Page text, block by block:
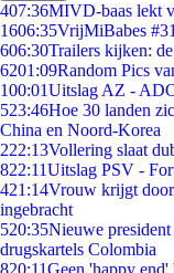
407:36MIVD-baas lekt
1606:35VrijMiBabes
606:30Trailers kijken:
6201:09Random Pics
100:01Uitslag AZ -
523:46Hoe 30 landen
China en Noord-Korea
222:13Vollering slaat
822:11Uitslag PSV -
421:14Vrouw krijgt door
ingebracht
520:35Nieuwe
drugskartels Colombia
820:11Geen 'happy